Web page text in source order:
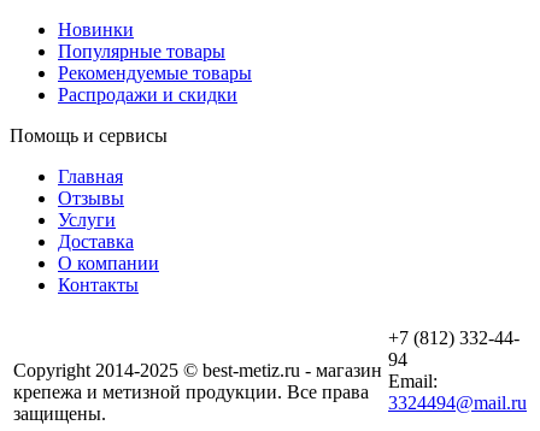
Новинки
Популярные товары
Рекомендуемые товары
Распродажи и скидки
Помощь и сервисы
Главная
Отзывы
Услуги
Доставка
О компании
Контакты
Copyright 2014-2025 © best-metiz.ru - магазин
крепежа и метизной продукции. Все права
защищены.
+7 (812) 332-44-
94
Email:
3324494@mail.ru